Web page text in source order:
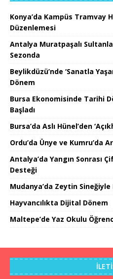
Konya’da Kampüs Tramvay
Düzenlemesi
Antalya Muratpaşalı
Sezonda
Beylikdüzü’nde ‘Sanatla
Dönem
Bursa Ekonomisinde Tarihi
Başladı
Bursa’da Aslı Hünel’den
Ordu’da Ünye ve Kumru’da
Antalya’da Yangın Sonrası
Desteği
Mudanya’da Zeytin
Hayvancılıkta Dijital Dönem
Maltepe’de Yaz Okulu